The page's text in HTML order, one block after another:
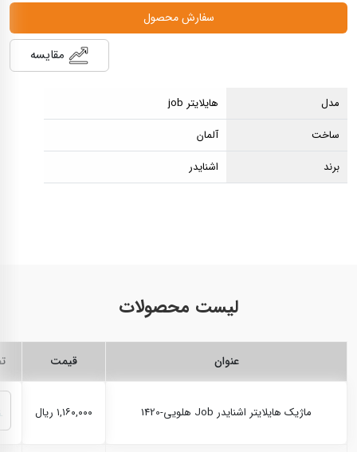
سفارش محصول
مقایسه
مدل
هایلایتر job
ساخت
آلمان
برند
اشنایدر
لیست محصولات
عنوان قیمت
ماژیک هایلایتر اشنایدر Job هلویی-1420 ۱,۱۶۰,۰۰۰ ریال